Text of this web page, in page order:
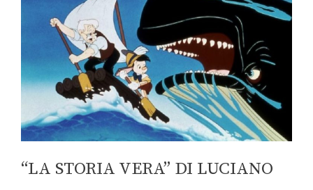
“LA STORIA VERA” DI LUCIANO